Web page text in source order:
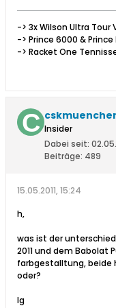
-> 3x Wilson Ultra Tour
-> Prince 6000 &
-> Racket One
Insider
Dabei seit:
Beiträge: 489
15.05.2011, 15:24
h,
was ist der
2011 und dem Babolat
farbgestalltung, beide
oder?
lg